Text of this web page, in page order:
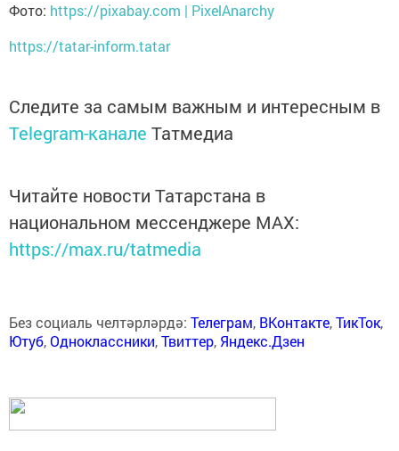
Фото: https://pixabay.com | PixelAnarchy
https://tatar-inform.tatar
Следите за самым важным и интересным в
Telegram-канале Татмедиа
Читайте новости Татарстана в
национальном мессенджере MАХ:
https://max.ru/tatmedia
Без социаль челтәрләрдә: Телеграм, ВКонтакте,ТикТок,
Ютуб,Одноклассники,Твиттер, Яндекс.Дзен